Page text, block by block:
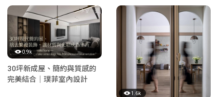
0.9k
30坪新成屋、簡約與質感的
完美結合｜璞菲室內設計
1.6k